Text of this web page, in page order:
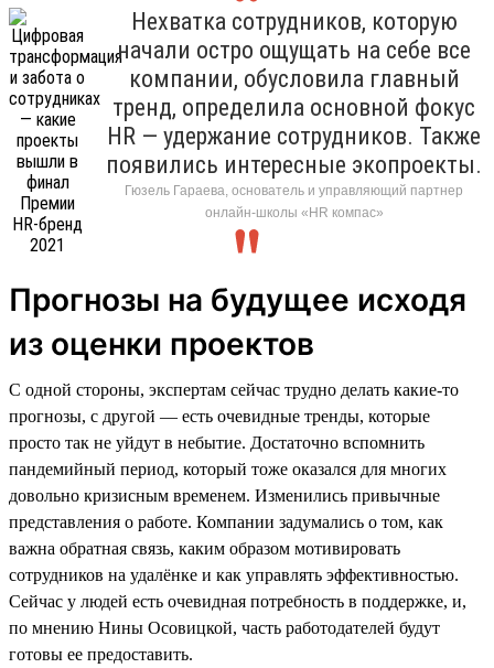
Нехватка сотрудников, которую
начали остро ощущать на себе все
компании, обусловила главный
тренд, определила основной фокус
HR — удержание сотрудников. Также
появились интересные экопроекты.
Гюзель Гараева, основатель и управляющий партнер
онлайн-школы «HR компас»
Прогнозы на будущее исходя
из оценки проектов
С одной стороны, экспертам сейчас трудно делать какие-то
прогнозы, с другой — есть очевидные тренды, которые
просто так не уйдут в небытие. Достаточно вспомнить
пандемийный период, который тоже оказался для многих
довольно кризисным временем. Изменились привычные
представления о работе. Компании задумались о том, как
важна обратная связь, каким образом мотивировать
сотрудников на удалёнке и как управлять эффективностью.
Сейчас у людей есть очевидная потребность в поддержке, и,
по мнению Нины Осовицкой, часть работодателей будут
готовы ее предоставить.